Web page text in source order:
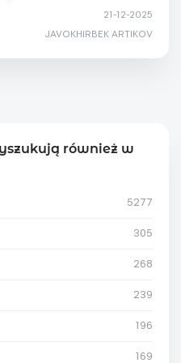
21-12-2025
JAVOKHIRBEK ARTIKOV
również w
5277
305
268
239
196
169